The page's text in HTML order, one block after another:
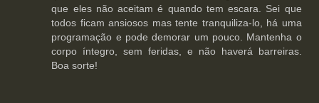
que eles não aceitam é quando tem escara. Sei que
todos ficam ansiosos mas tente tranquiliza-lo, há uma
programação e pode demorar um pouco. Mantenha o
corpo íntegro, sem feridas, e não haverá barreiras.
Boa sorte!